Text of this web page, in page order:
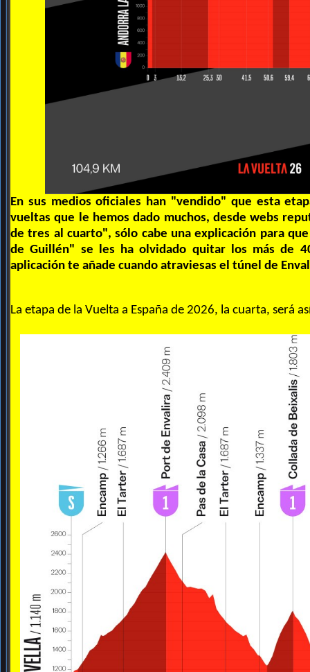
En sus medios oficiales han "vendido" que esta
vueltas que le hemos dado muchos, desde webs
de tres al cuarto", sólo cabe una explicación para
de Guillén" se les ha olvidado quitar los más de
aplicación te añade cuando atraviesas el túnel de
La etapa de la Vuelta a España de 2026, la cuarta, será